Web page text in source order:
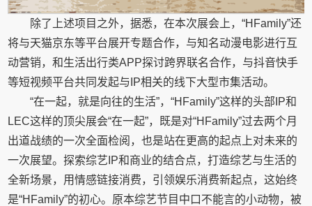
除了上述项目之外，据悉，在本次展会上，“HFamily”还
将与天猫京东等平台展开专题合作，与知名动漫电影进行互
动营销，和生活出行类APP探讨跨界联名合作，与抖音快手
等短视频平台共同发起与IP相关的线下大型市集活动。
“在一起，就是向往的生活”，“HFamily”这样的头部IP和
LEC这样的顶尖展会“在一起”，既是对“HFamily”过去两个月
出道战绩的一次全面检阅，也是站在更高的起点上对未来的
一次展望。探索综艺IP和商业的结合点，打造综艺与生活的
全新场景，用情感链接消费，引领娱乐消费新起点，这始终
是“HFamily”的初心。原本综艺节目中口不能言的小动物，被